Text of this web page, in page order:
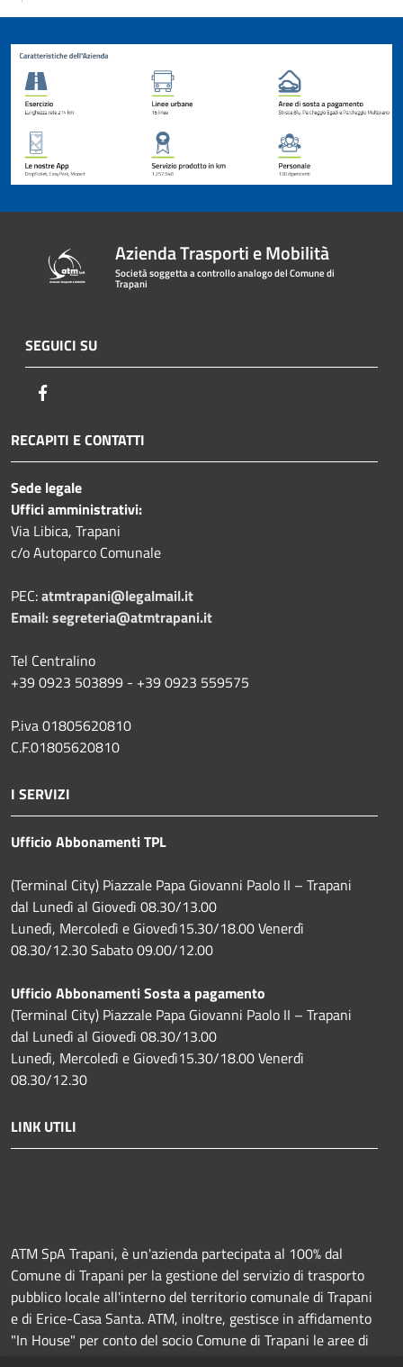
Azienda Trasporti e Mobilità
Società soggetta a controllo analogo del Comune di
Trapani
SEGUICI SU
RECAPITI E CONTATTI
Sede legale
Uffici amministrativi:
Via Libica, Trapani
c/o Autoparco Comunale
PEC:atmtrapani@legalmail.it
Email:segreteria@atmtrapani.it
Tel Centralino
+39 0923 503899 - +39 0923 559575
P.iva 01805620810
C.F.01805620810
I SERVIZI
Ufficio Abbonamenti TPL
(Terminal City) Piazzale Papa Giovanni Paolo II – Trapani
dal Lunedì al Giovedì 08.30/13.00
Lunedì, Mercoledì e Giovedì15.30/18.00 Venerdì
08.30/12.30 Sabato 09.00/12.00
Ufficio Abbonamenti Sosta a pagamento
(Terminal City) Piazzale Papa Giovanni Paolo II – Trapani
dal Lunedì al Giovedì 08.30/13.00
Lunedì, Mercoledì e Giovedì15.30/18.00 Venerdì
08.30/12.30
LINK UTILI
ATM SpA Trapani, è un'azienda partecipata al 100% dal
Comune di Trapani per la gestione del servizio di trasporto
pubblico locale all'interno del territorio comunale di Trapani
e di Erice-Casa Santa. ATM, inoltre, gestisce in affidamento
"In House" per conto del socio Comune di Trapani le aree di